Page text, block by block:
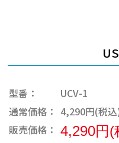
型番：
UCV-1
通常価格： 4,290円(税
販売価格： 4,290円(